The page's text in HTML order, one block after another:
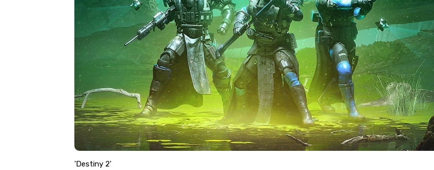
'Destiny 2'